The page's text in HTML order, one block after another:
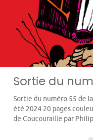
Sortie du
Sortie du numéro 55 de
été 2024 20 pages
de Coucouraille par